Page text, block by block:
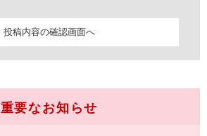
重要なお知らせ